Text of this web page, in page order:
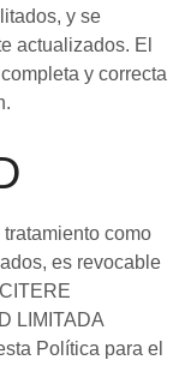
y se
actualizados. El
y correcta
como
es revocable
LIMITADA
Política para el